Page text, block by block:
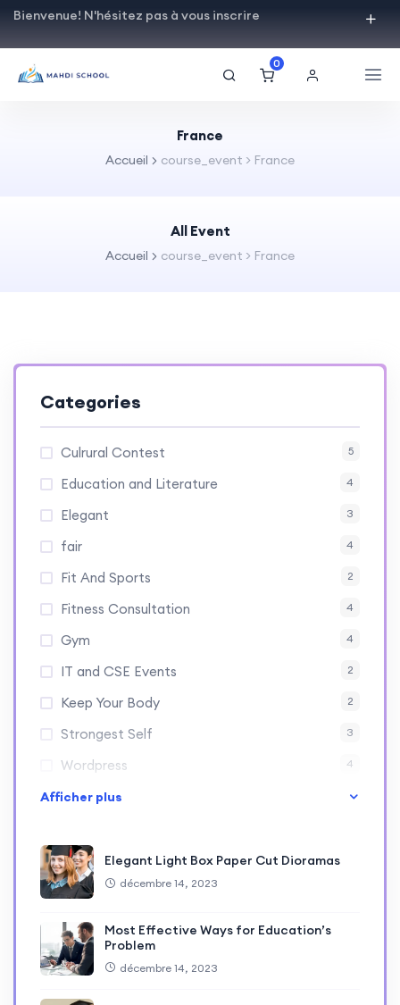
Bienvenue! N'hésitez pas à vous inscrire
0
France
Accueil course_event > France
All Event
Accueil course_event > France
Categories
Culrural Contest 5
Education and Literature 4
Elegant 3
fair 4
Fit And Sports 2
Fitness Consultation 4
Gym 4
IT and CSE Events 2
Keep Your Body 2
Strongest Self 3
Wordpress 4
Afficher plus
Elegant Light Box Paper Cut Dioramas
décembre 14, 2023
Most Effective Ways for Education’s
Problem
décembre 14, 2023